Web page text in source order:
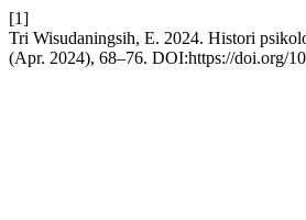
[1]
Tri Wisudaningsih, E. 2024. Histori
(Apr. 2024), 68–76. DOI:https://doi.org/